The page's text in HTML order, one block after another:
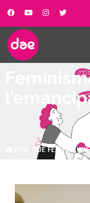
QUE FEM